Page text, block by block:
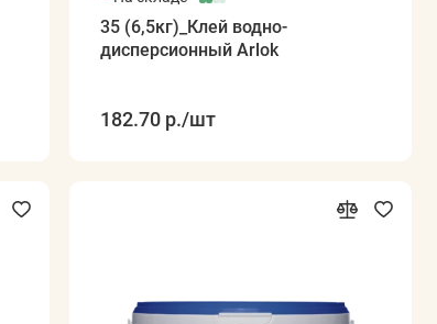
35 (6,5кг)_Клей водно-
дисперсионный Arlok
182.70 р./шт